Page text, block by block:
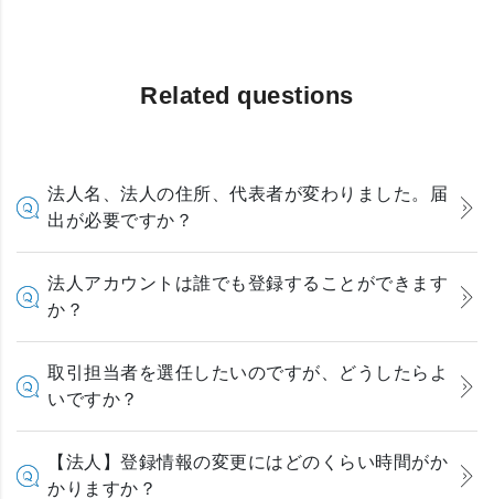
Related questions
法人名、法人の住所、代表者が変わりました。届
出が必要ですか？
法人アカウントは誰でも登録することができます
か？
取引担当者を選任したいのですが、どうしたらよ
いですか？
【法人】登録情報の変更にはどのくらい時間がか
かりますか？